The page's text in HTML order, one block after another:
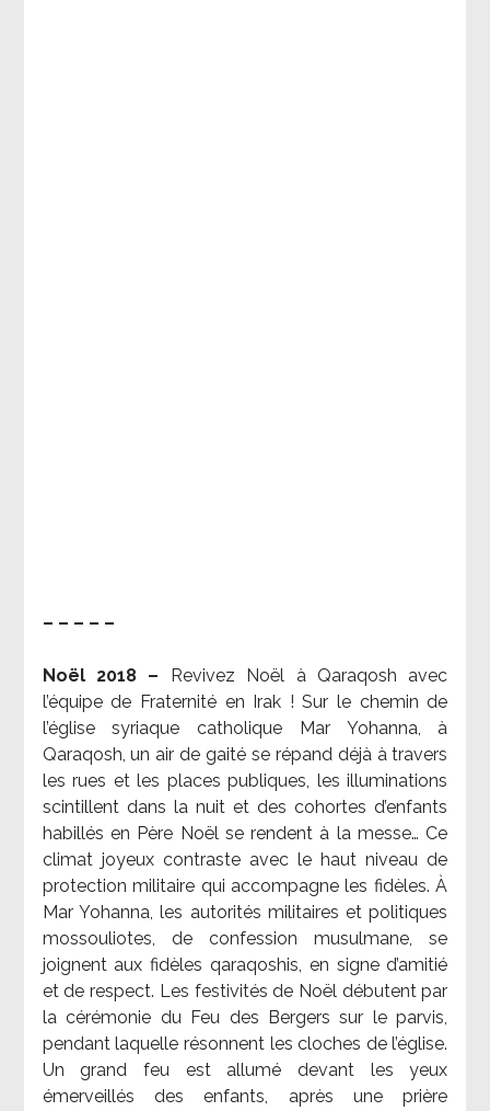
– – – – –
Noël 2018 –
Revivez Noël à Qaraqosh avec
l’équipe de Fraternité en Irak ! Sur le chemin de
l’église syriaque catholique Mar Yohanna, à
Qaraqosh, un air de gaité se répand déjà à travers
les rues et les places publiques, les illuminations
scintillent dans la nuit et des cohortes d’enfants
habillés en Père Noël se rendent à la messe… Ce
climat joyeux contraste avec le haut niveau de
protection militaire qui accompagne les fidèles. À
Mar Yohanna, les autorités militaires et politiques
mossouliotes, de confession musulmane, se
joignent aux fidèles qaraqoshis, en signe d’amitié
et de respect. Les festivités de Noël débutent par
la cérémonie du Feu des Bergers sur le parvis,
pendant laquelle résonnent les cloches de l’église.
Un grand feu est allumé devant les yeux
émerveillés des enfants, après une prière